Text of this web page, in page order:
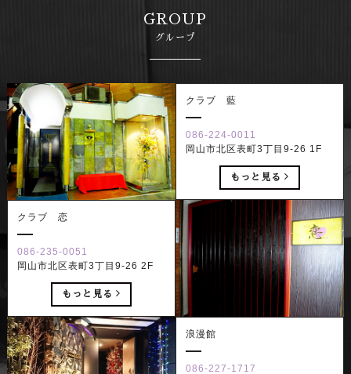
GROUP
グループ
クラブ 藍
086-224-0011
岡山市北区表町3丁目9-26 1F
もっと見る
クラブ 恋
086-235-0051
岡山市北区表町3丁目9-26 2F
もっと見る
浪漫館
086-227-1717